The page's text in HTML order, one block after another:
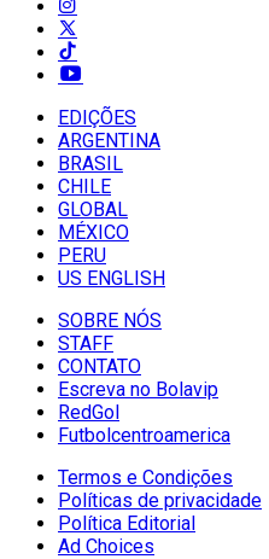
EDIÇÕES
ARGENTINA
BRASIL
CHILE
GLOBAL
MÉXICO
PERU
US ENGLISH
SOBRE NÓS
STAFF
CONTATO
Escreva no Bolavip
RedGol
Futbolcentroamerica
Termos e Condições
Políticas de privacidade
Política Editorial
Ad Choices